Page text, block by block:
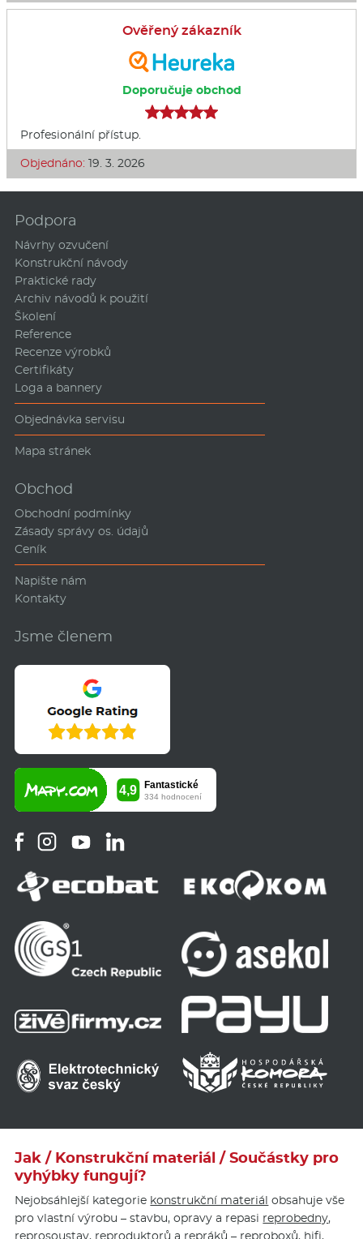
Ověřený zákazník
Doporučuje obchod
Profesionální přístup.
Objednáno: 19. 3. 2026
Podpora
Návrhy ozvučení
Konstrukční návody
Praktické rady
Archiv návodů k použití
Školení
Reference
Recenze výrobků
Certifikáty
Loga a bannery
Objednávka servisu
Mapa stránek
Obchod
Obchodní podmínky
Zásady správy os. údajů
Ceník
Napište nám
Kontakty
Jsme členem
Jak / Konstrukční materiál / Součástky pro
vyhýbky fungují?
Nejobsáhlejší kategorie konstrukční materiál obsahuje vše
pro vlastní výrobu – stavbu, opravy a repasi reprobedny,
reprosoustav, reproduktorů a repráků – reproboxů, hifi,